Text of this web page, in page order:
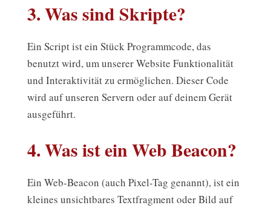
3. Was sind Skripte?
Ein Script ist ein Stück Programmcode, das
benutzt wird, um unserer Website Funktionalität
und Interaktivität zu ermöglichen. Dieser Code
wird auf unseren Servern oder auf deinem Gerät
ausgeführt.
4. Was ist ein Web Beacon?
Ein Web-Beacon (auch Pixel-Tag genannt), ist ein
kleines unsichtbares Textfragment oder Bild auf